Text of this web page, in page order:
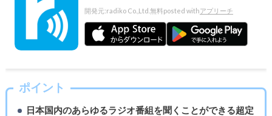
開発元:radiko Co.,Ltd. 無料posted withアプリーチ
ポイント
日本国内のあらゆるラジオ番組を聞くことができる超定